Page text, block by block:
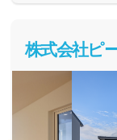
株式会社ピ